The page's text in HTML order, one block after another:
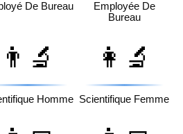
De Bureau
Employée De
Bureau
👨‍🔬
Homme
👩‍🔬
Scientifique Femme